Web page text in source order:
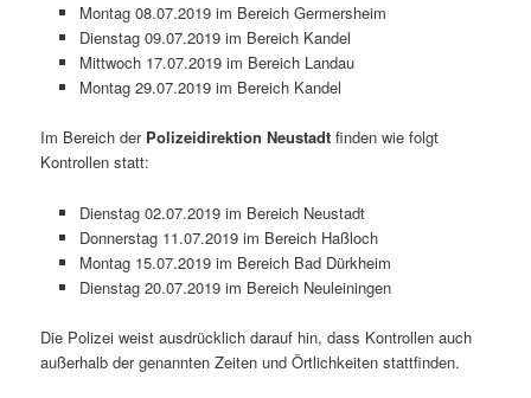
Montag 08.07.2019 im Bereich Germersheim
Dienstag 09.07.2019 im Bereich Kandel
Mittwoch 17.07.2019 im Bereich Landau
Montag 29.07.2019 im Bereich Kandel
Im Bereich der Polizeidirektion Neustadt finden wie folgt
Kontrollen statt:
Dienstag 02.07.2019 im Bereich Neustadt
Donnerstag 11.07.2019 im Bereich Haßloch
Montag 15.07.2019 im Bereich Bad Dürkheim
Dienstag 20.07.2019 im Bereich Neuleiningen
Die Polizei weist ausdrücklich darauf hin, dass Kontrollen auch
außerhalb der genannten Zeiten und Örtlichkeiten stattfinden.